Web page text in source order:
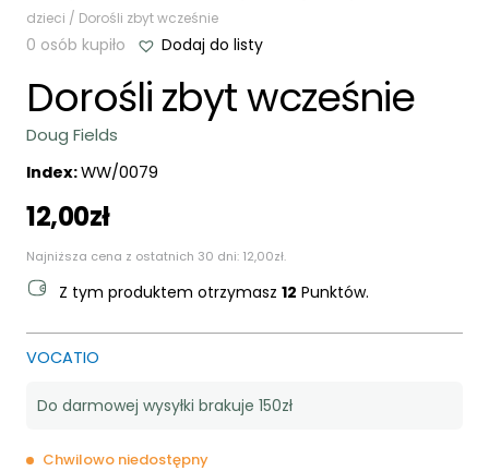
dzieci / Dorośli zbyt wcześnie
0 osób kupiło Dodaj do listy
Dorośli zbyt wcześnie
Doug Fields
Index:WW/0079
12,00zł
Najniższa cena z ostatnich 30 dni: 12,00zł.
Z tym produktem otrzymasz 12 Punktów.
VOCATIO
Do darmowej wysyłki brakuje 150zł
Chwilowo niedostępny